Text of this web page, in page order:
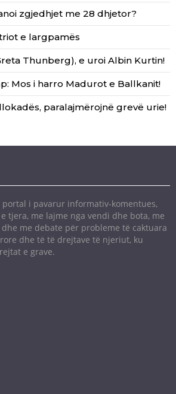
zgjedhjet me 28 dhjetor?
e largpamës
Thunberg), e uroi Albin Kurtin!
Mos i harro Madurot e Ballkanit!
paralajmërojnë grevë urie!
portal i pavarur informativ-komentues,
tjera, me lajme nga vendi dhe bota, me
me debate për probleme të caktuara
dhe të të drejtave të njeriut, ku
e grave.